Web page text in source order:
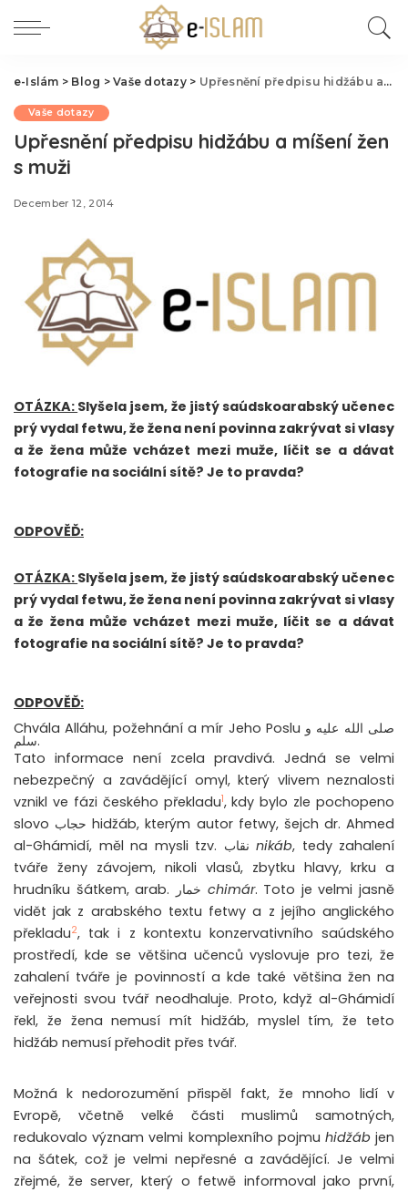
e-Islám > Blog >Vaše dotazy> Upřesnění předpisu hidžábu a míšení žen s muži
Vaše dotazy
Upřesnění předpisu hidžábu a míšení žen
s muži
December 12, 2014
OTÁZKA: Slyšela jsem, že jistý saúdskoarabský učenec
prý vydal fetwu, že žena není povinna zakrývat si vlasy
a že žena může vcházet mezi muže, líčit se a dávat
fotografie na sociální sítě? Je to pravda?
ODPOVĚĎ:
OTÁZKA: Slyšela jsem, že jistý saúdskoarabský učenec
prý vydal fetwu, že žena není povinna zakrývat si vlasy
a že žena může vcházet mezi muže, líčit se a dávat
fotografie na sociální sítě? Je to pravda?
ODPOVĚĎ:
Chvála Alláhu, požehnání a mír Jeho Poslu صلى الله عليه و
سلم.
Tato informace není zcela pravdivá. Jedná se velmi
nebezpečný a zavádějící omyl, který vlivem neznalosti
vznikl ve fázi českého překladu1, kdy bylo zle pochopeno
slovo حجاب hidžáb, kterým autor fetwy, šejch dr. Ahmed
nikáb, tedy zahalení
tváře ženy závojem, nikoli vlasů, zbytku hlavy, krku a
chimár. Toto je velmi jasně
vidět jak z arabského textu fetwy a z jejího anglického
překladu2, tak i z kontextu konzervativního saúdského
prostředí, kde se většina učenců vyslovuje pro tezi, že
zahalení tváře je povinností a kde také většina žen na
veřejnosti svou tvář neodhaluje. Proto, když al-Ghámidí
řekl, že žena nemusí mít hidžáb, myslel tím, že teto
hidžáb nemusí přehodit přes tvář.
Možná k nedorozumění přispěl fakt, že mnoho lidí v
Evropě, včetně velké části muslimů samotných,
redukovalo význam velmi komplexního pojmu hidžábjen
na šátek, což je velmi nepřesné a zavádějící. Je velmi
zřejmé, že server, který o fetwě informoval jako první,